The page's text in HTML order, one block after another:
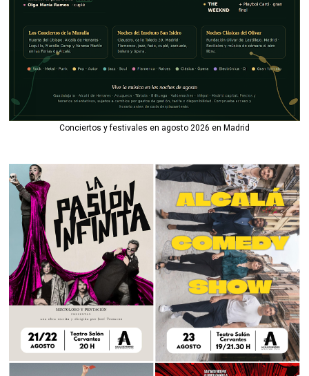
Conciertos y festivales en agosto 2026 en Madrid